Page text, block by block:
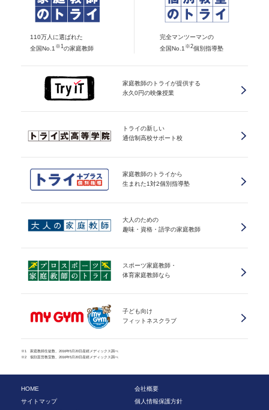
110万人に選ばれた
全国No.1 ※1 の家庭教師
完全マンツーマンの
全国No.1 ※2個別指導塾
家庭教師のトライが提供する
永久0円の映像授業
トライの新しい
通信制高校サポート校
家庭教師のトライから
生まれた1対2個別指導塾
大人のための
趣味・資格・語学の家庭教師
スポーツ家庭教師・
体育家庭教師なら
子ども向け
フィットネスクラブ
※1 家庭教師生徒数、2016年5月20日産經メディックス調べ
※2 個別直営教室数、2016年5月20日産經メディックス調べ
HOME
会社概要
サイトマップ
個人情報保護方針